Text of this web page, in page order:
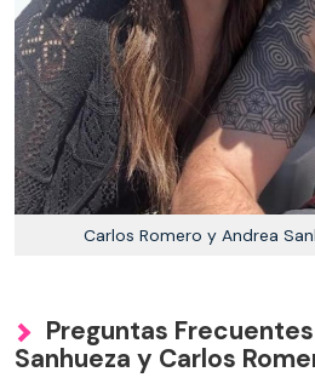
Carlos Romero y Andrea
Preguntas
Sanhueza y Carlos